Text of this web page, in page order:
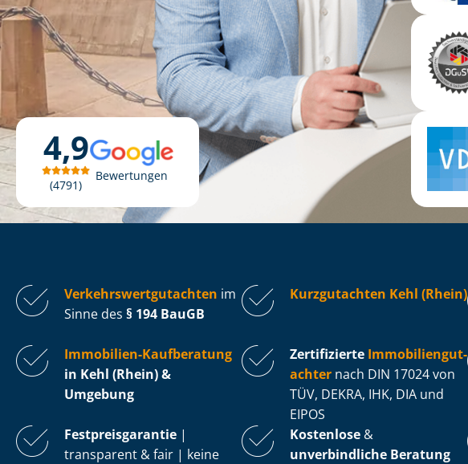
4,9
4791
Bewertungen
Ver­kehrs­wert­gut­ach­ten im
Sinne des § 194 BauGB
Kurzgutachten Kehl (Rhein)
Immobilien-Kaufberatung
in Kehl (Rhein) &
Umgebung
Zertifizierte Im­mo­bi­li­en­gut­
ach­ter nach DIN 17024 von
TÜV, DEKRA, IHK, DIA und
EIPOS
Fest­preis­ga­ran­tie |
transparent & fair | keine
Kostenlose &
unverbindliche Beratung